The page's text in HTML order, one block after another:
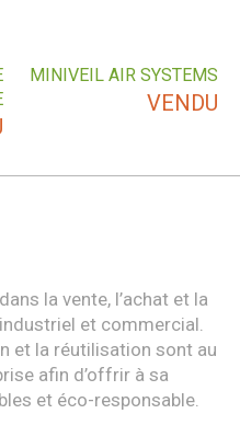
MINIVEIL AIR SYSTEMS
VENDU
la vente, l’achat et la
et commercial.
et la réutilisation sont au
afin d’offrir à sa
et éco-responsable.